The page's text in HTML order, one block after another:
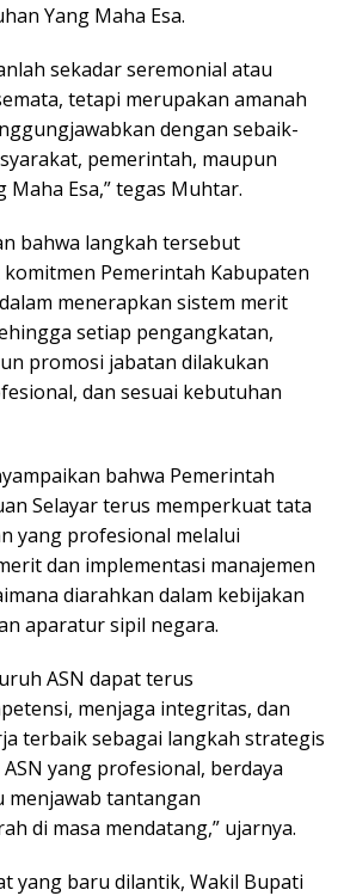
Yang Maha Esa.
sekadar seremonial atau
tetapi merupakan amanah
dengan sebaik-
pemerintah, maupun
Maha Esa,” tegas Muhtar.
bahwa langkah tersebut
Pemerintah Kabupaten
menerapkan sistem merit
setiap pengangkatan,
promosi jabatan dilakukan
dan sesuai kebutuhan
bahwa Pemerintah
Selayar terus memperkuat tata
yang profesional melalui
dan implementasi manajemen
diarahkan dalam kebijakan
aparatur sipil negara.
ASN dapat terus
menjaga integritas, dan
terbaik sebagai langkah strategis
yang profesional, berdaya
menjawab tantangan
di masa mendatang,” ujarnya.
yang baru dilantik, Wakil Bupati